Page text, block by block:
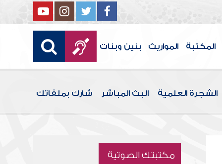
المكتبة المواريث بنين وبنات
الشجرة العلمية البث المباشر شارك بملفاتك
مكتبتك الصوتية